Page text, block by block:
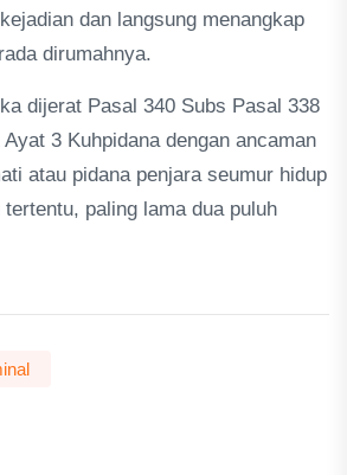
dan langsung menangkap
dirumahnya.
dijerat Pasal 340 Subs Pasal 338
3 Kuhpidana dengan ancaman
atau pidana penjara seumur hidup
paling lama dua puluh